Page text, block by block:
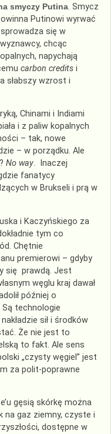
smyczy Putina. Smycz
Putinowi wyrwać
się w
chcąc
napychają
carbon credits i
słabszy wzrost i
Chinami i Indiami
i z paliw kopalnych
– tak, nowe
– w porządku. Ale
No way. Inaczej
fanatycy
w Brukseli i prą w
i Kaczyńskiego za
tym co
Chętnie
premierowi – gdyby
się prawdą. Jest
węglu kraj dawał
później o
technologie
sił i środków
Że nie jest to
to fakt. Ale sens
„czysty węgiel” jest
za polit-poprawne
gęsią skórkę można
na gaz ziemny, czyste i
dostępne w